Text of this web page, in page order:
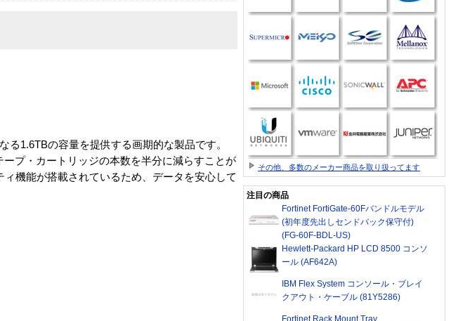
1.6TBの容量を提供する画期的な製品です。
プ・カートリッジの本数を半分に減らすことが
機能が搭載されているため、データを安心して
その他、多数のメーカー商品を取り扱ってます
注目の商品
Fortinet FortiGate-60Fバンドルモデル
(初年度先出しセンドバック保守付)
(FG-60F-BDL-US)
Hewlett-Packard HP LCD 8500 コンソ
ール (AF642A)
IBM Flex System コンソール・ブレイ
クアウト・ケーブル (81Y5286)
Fortinet Rack Mount Tray